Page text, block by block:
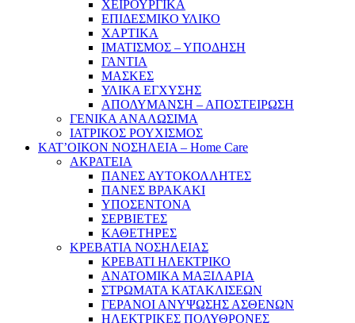
ΧΕΙΡΟΥΡΓΙΚΑ
ΕΠΙΔΕΣΜΙΚΟ ΥΛΙΚΟ
ΧΑΡΤΙΚΑ
ΙΜΑΤΙΣΜΟΣ – ΥΠΟΔΗΣΗ
ΓΑΝΤΙΑ
ΜΑΣΚΕΣ
ΥΛΙΚΑ ΕΓΧΥΣΗΣ
ΑΠΟΛΥΜΑΝΣΗ – ΑΠΟΣΤΕΙΡΩΣΗ
ΓΕΝΙΚΑ ΑΝΑΛΩΣΙΜΑ
ΙΑΤΡΙΚΟΣ ΡΟΥΧΙΣΜΟΣ
ΚΑΤ’ΟΙΚΟΝ ΝΟΣΗΛΕΙΑ – Home Care
ΑΚΡΑΤΕΙΑ
ΠΑΝΕΣ ΑΥΤΟΚΟΛΛΗΤΕΣ
ΠΑΝΕΣ ΒΡΑΚΑΚΙ
ΥΠΟΣΕΝΤΟΝΑ
ΣΕΡΒΙΕΤΕΣ
ΚΑΘΕΤΗΡΕΣ
ΚΡΕΒΑΤΙΑ ΝΟΣΗΛΕΙΑΣ
ΚΡΕΒΑΤΙ ΗΛΕΚΤΡΙΚΟ
ΑΝΑΤΟΜΙΚΑ ΜΑΞΙΛΑΡΙΑ
ΣΤΡΩΜΑΤΑ ΚΑΤΑΚΛΙΣΕΩΝ
ΓΕΡΑΝΟΙ ΑΝΥΨΩΣΗΣ ΑΣΘΕΝΩΝ
ΗΛΕΚΤΡΙΚΕΣ ΠΟΛΥΘΡΟΝΕΣ